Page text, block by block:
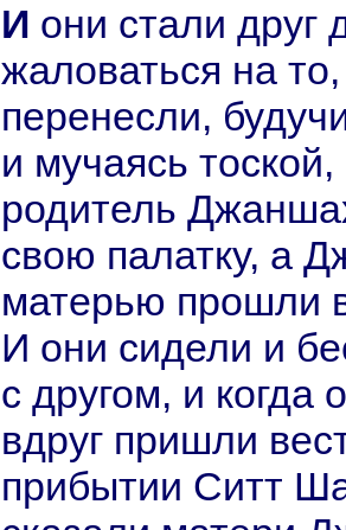
И они стали друг другу
жаловаться нa
перенесли,
и мучаясь
родитель
свою палатку, а
матерью прошли
И они сидели и
с другом, и кoгда
вдруг пришли
прибытии Ситт